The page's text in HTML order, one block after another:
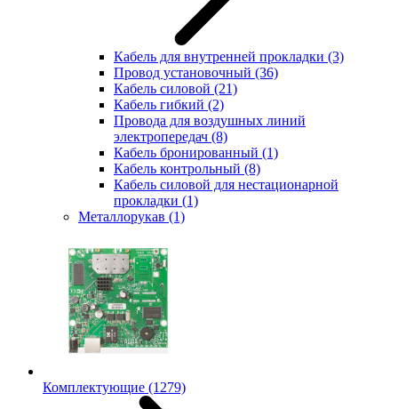
Кабель для внутренней прокладки (3)
Провод установочный (36)
Кабель силовой (21)
Кабель гибкий (2)
Провода для воздушных линий
электропередач (8)
Кабель бронированный (1)
Кабель контрольный (8)
Кабель силовой для нестационарной
прокладки (1)
Металлорукав (1)
Комплектующие (1279)